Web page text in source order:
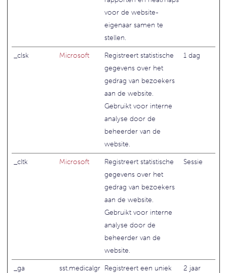
voor de website-
eigenaar samen te
stellen.
_clsk Microsoft
Registreert statistische
gegevens over het
gedrag van bezoekers
aan de website.
Gebruikt voor interne
analyse door de
beheerder van de
website.
1 dag
_cltk Microsoft
Registreert statistische
gegevens over het
gedrag van bezoekers
aan de website.
Gebruikt voor interne
analyse door de
beheerder van de
website.
Sessie
_ga
sst.medicalgr Registreert een uniek
2 jaar